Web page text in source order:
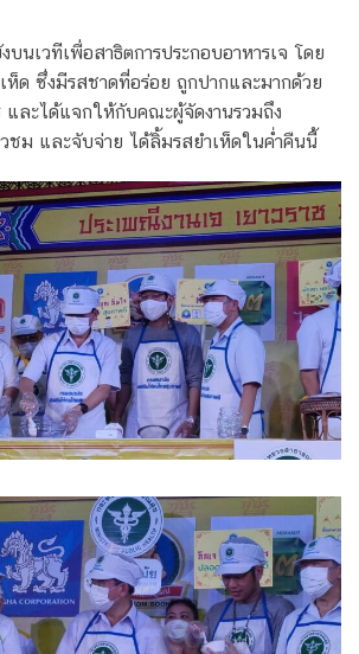
นเวทีเพื่อสาธิตการประกอบอาหารเจ โดย
ห็ด ซึ่งมีรสชาดที่อร่อย ถูกปากและมากด้วย
และได้แจกให้กับคณะผู้จัดงานรวมถึง
ชม และจับจ่าย ได้ลิ้มรสยำเห็ดในค่ำคืนนี้